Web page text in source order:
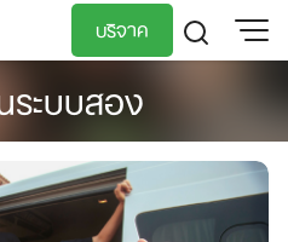
บริจาค
ระบบสอง